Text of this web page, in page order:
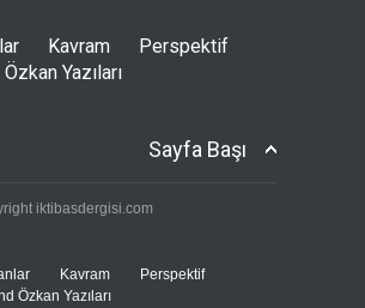
Mekke Anlaşmasını övdü
Meksika'yı yanına çekmeye
Kavram
Perspektif
Yazıları
Sayfa Başı
iktibasdergisi.com
Kavram
Perspektif
Özkan Yazıları